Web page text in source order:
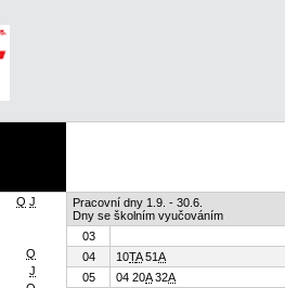
Q J
Q
J
Pracovní dny 1.9. - 30.6.
Dny se školním vyučováním
03
04
10TA51A
05
04 20A32A